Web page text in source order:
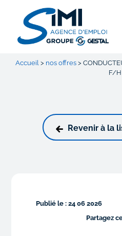
Accueil > nos offres>
F/H
Revenir à la
Publié le : 24 06 2026
Partagez